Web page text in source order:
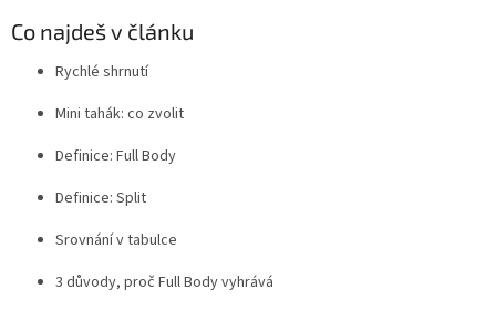
Co najdeš v článku
Rychlé shrnutí
Mini tahák: co zvolit
Definice: Full Body
Definice: Split
Srovnání v tabulce
3 důvody, proč Full Body vyhrává